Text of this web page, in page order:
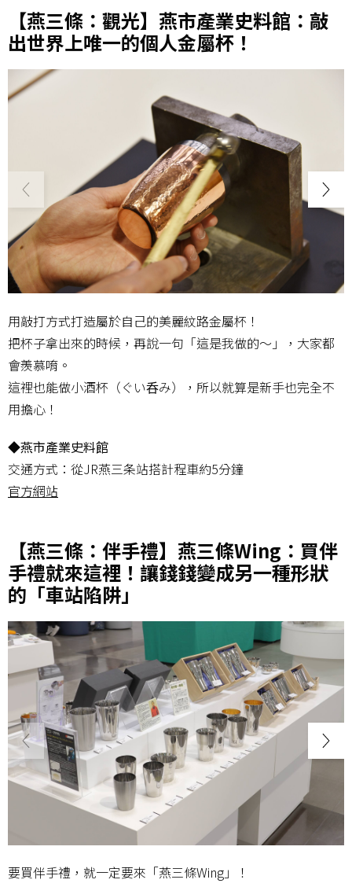
【燕三條：觀光】燕市產業史料館：敲
出世界上唯一的個人金屬杯！
用敲打方式打造屬於自己的美麗紋路金屬杯！
把杯子拿出來的時候，再說一句「這是我做的～」，大家都
會羨慕唷。
這裡也能做小酒杯（ぐい呑み），所以就算是新手也完全不
用擔心！
◆燕市產業史料館
交通方式：從JR燕三条站搭計程車約5分鐘
官方網站
【燕三條：伴手禮】燕三條Wing：買伴
手禮就來這裡！讓錢錢變成另一種形狀
的「車站陷阱」
要買伴手禮，就一定要來「燕三條Wing」！